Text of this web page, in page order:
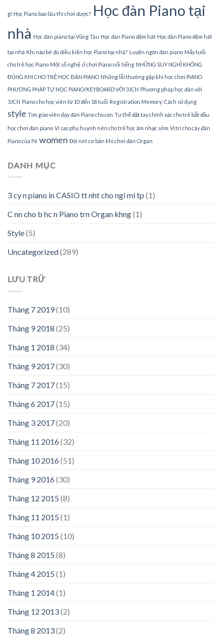
gì Học Piano bao lâu thì chơi được? Học đàn Piano tại
nhà Học đàn piano tại Vũng Tàu Học đàn Piano đệm hát Học đàn Piano đệm hát
tại nhà Khi nào bé đủ điều kiện học Piano tại nhà? Luyện ngón đàn piano Mấy tuổi
cho trẻ học Piano Một số nghệ sĩ chơi Piano nổi tiếng NHỮNG SUY NGHĨ KHÔNG
ĐÚNG KHI CHO TRẺ HỌC ĐÀN PIANO Những lỗi thường gặp khi học chơi PIANO
PHƯƠNG PHÁP TỰ HỌC PIANO/KEYBOARD VỚI 3JCN Phương pháp học đàn với
3JCN Piano cho học viên từ 10 đến 18 tuổi Registration Memory: Cách sử dụng
style Tìm giáo viên dạy đàn Piano cho con Tư thế đặt tay chính xác cho trẻ bắt đầu
học chơi đàn piano Vì sao phụ huynh nên cho trẻ học âm nhạc sớm Vị trí cho cây đàn
Piano của Pé women Đôi nét cơ bản khi chơi đàn Organ
DANH MỤC
3 cy n piano in CASIO tt nht cho ngi mi tp (1)
C nn cho b hc n Piano trn Organ khng(1)
Style(5)
Uncategorized(289)
LƯU TRỮ
Tháng 7 2019(10)
Tháng 9 2018 (25)
Tháng 1 2018 (34)
Tháng 9 2017(30)
Tháng 7 2017(15)
Tháng 6 2017(15)
Tháng 3 2017(20)
Tháng 11 2016(32)
Tháng 10 2016(51)
Tháng 9 2016(30)
Tháng 12 2015 (8)
Tháng 11 2015 (1)
Tháng 10 2015 (10)
Tháng 8 2015 (8)
Tháng 4 2015 (1)
Tháng 1 2014(1)
Tháng 12 2013(2)
Tháng 8 2013(2)